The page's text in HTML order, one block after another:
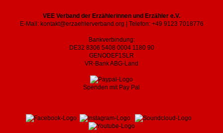
VEE Verband der Erzählerinnen und Erzähler e.V.
E-Mail: kontakt@erzaehlerverband.org | Telefon: +49 9123 7018776
Bankverbindung:
DE32 8306 5408 0004 1180 90
GENODEF1SLR
VR-Bank ABG-Land
Spenden mit Pay Pal